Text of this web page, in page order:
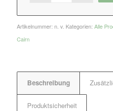
Artikelnummer: n. v. Kategorien: Alle
Cairn
Beschreibung
Produktsicherheit